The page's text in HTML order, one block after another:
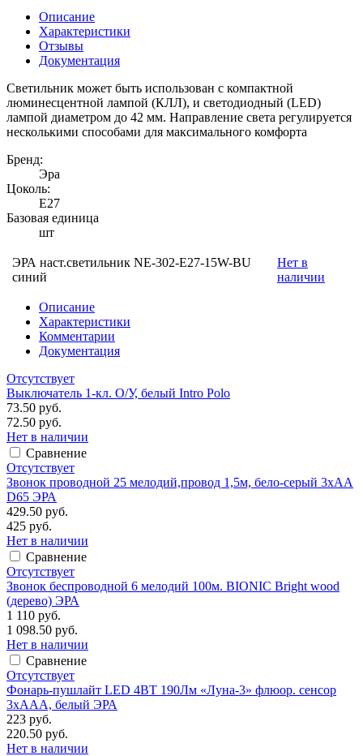
Описание
Характеристики
Отзывы
Документация
Светильник может быть использован с компактной
люминесцентной лампой (КЛЛ), и светодиодный (LED)
лампой диаметром до 42 мм. Направление света регулируется
несколькими способами для максимального комфорта
Бренд:
Эра
Цоколь:
Е27
Базовая единица
шт
ЭРА наст.светильник NE-302-E27-15W-BU
синий
Нет в
наличии
Описание
Характеристики
Комментарии
Документация
Отсутствует
Выключатель 1-кл. O/У, белый Intro Polo
73.50 руб.
72.50 руб.
Нет в наличии
Сравнение
Отсутствует
Звонок проводной 25 мелодий,провод 1,5м, бело-серый 3хАА
D65 ЭРА
429.50 руб.
425 руб.
Нет в наличии
Сравнение
Отсутствует
Звонок беспроводной 6 мелодий 100м. BIONIC Bright wood
(дерево) ЭРА
1 110 руб.
1 098.50 руб.
Нет в наличии
Сравнение
Отсутствует
Фонарь-пушлайт LED 4ВТ 190Лм «Луна-3» флюор. сенсор
3xAAA, белый ЭРА
223 руб.
220.50 руб.
Нет в наличии